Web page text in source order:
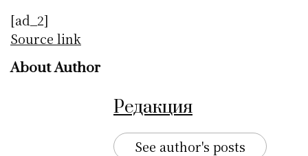
[ad_2]
Source link
About Author
Редакция
See author's posts